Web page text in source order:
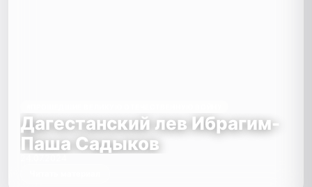
Дагестанский лев Ибрагим-
Паша Садыков